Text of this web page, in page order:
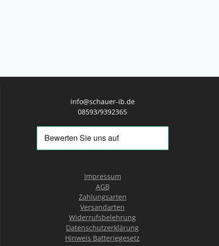
info@schauer-ib.de
08593/9392365
Impressum
AGB
Zahlungsarten
Versandarten
Widerrufsbelehrung
Datenschutzerklärung
Hinweis Batteriegesetz